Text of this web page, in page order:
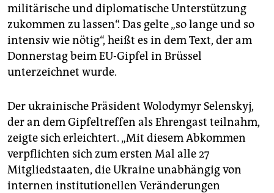
militärische und diplomatische Unterstützung
zukommen zu lassen“. Das gelte „so lange und so
intensiv wie nötig“, heißt es in dem Text, der am
Donnerstag beim EU-Gipfel in Brüssel
unterzeichnet wurde.
Der ukrainische Präsident Wolodymyr Selenskyj,
der an dem Gipfeltreffen als Ehrengast teilnahm,
zeigte sich erleichtert. „Mit diesem Abkommen
verpflichten sich zum ersten Mal alle 27
Mitgliedstaaten, die Ukraine unabhängig von
internen institutionellen Veränderungen